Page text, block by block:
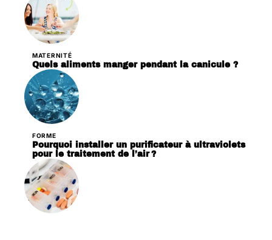
MATERNITÉ
Quels aliments manger pendant la canicule ?
FORME
Pourquoi installer un purificateur à ultraviolets
pour le traitement de l’air ?